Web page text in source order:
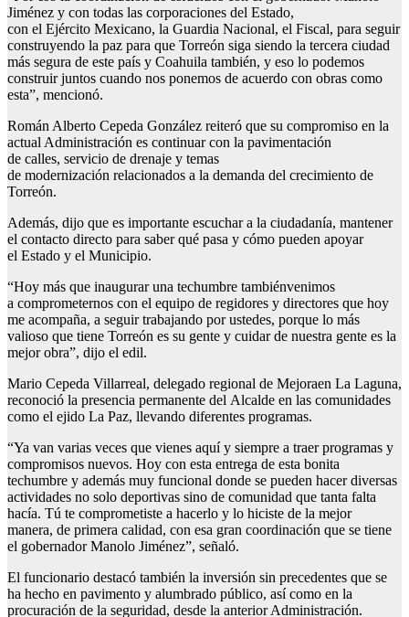
Jiménez y con todas las corporaciones del Estado,
con el Ejército Mexicano, la Guardia Nacional, el Fiscal, para seguir
construyendo la paz para que Torreón siga siendo la tercera ciudad
más segura de este país y Coahuila también, y eso lo podemos
construir juntos cuando nos ponemos de acuerdo con obras como
esta”, mencionó.
Román Alberto Cepeda González reiteró que su compromiso en la
actual Administración es continuar con la pavimentación
de calles, servicio de drenaje y temas
de modernización relacionados a la demanda del crecimiento de
Torreón.
Además, dijo que es importante escuchar a la ciudadanía, mantener
el contacto directo para saber qué pasa y cómo pueden apoyar
el Estado y el Municipio.
“Hoy más que inaugurar una techumbre tambiénvenimos
a comprometernos con el equipo de regidores y directores que hoy
me acompaña, a seguir trabajando por ustedes, porque lo más
valioso que tiene Torreón es su gente y cuidar de nuestra gente es la
mejor obra”, dijo el edil.
Mario Cepeda Villarreal, delegado regional de Mejoraen La Laguna,
reconoció la presencia permanente del Alcalde en las comunidades
como el ejido La Paz, llevando diferentes programas.
“Ya van varias veces que vienes aquí y siempre a traer programas y
compromisos nuevos. Hoy con esta entrega de esta bonita
techumbre y además muy funcional donde se pueden hacer diversas
actividades no solo deportivas sino de comunidad que tanta falta
hacía. Tú te comprometiste a hacerlo y lo hiciste de la mejor
manera, de primera calidad, con esa gran coordinación que se tiene
el gobernador Manolo Jiménez”, señaló.
El funcionario destacó también la inversión sin precedentes que se
ha hecho en pavimento y alumbrado público, así como en la
procuración de la seguridad, desde la anterior Administración.